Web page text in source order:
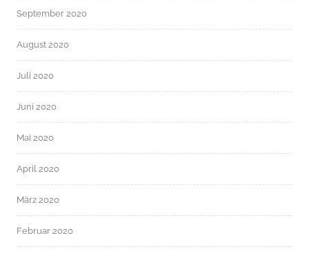
September 2020
August 2020
Juli 2020
Juni 2020
Mai 2020
April 2020
März 2020
Februar 2020